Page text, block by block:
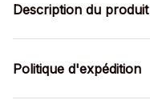
Description du produit
Politique d'expédition